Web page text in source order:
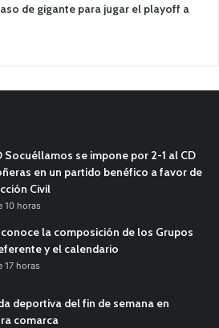
de gigante para jugar el playoff a
Socuéllamos se impone por 2-1 al CD
en un partido benéfico a favor de
Civil
10 horas
conoce la composición de los Grupos
y el calendario
17 horas
deportiva del fin de semana en
comarca